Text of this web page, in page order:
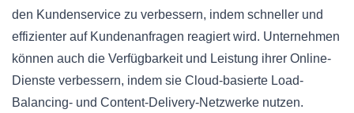
den Kundenservice zu verbessern, indem schneller und
effizienter auf Kundenanfragen reagiert wird. Unternehmen
können auch die Verfügbarkeit und Leistung ihrer Online-
Dienste verbessern, indem sie Cloud-basierte Load-
Balancing- und Content-Delivery-Netzwerke nutzen.